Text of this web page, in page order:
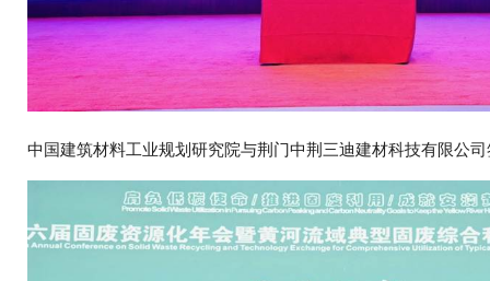
中国建筑材料工业规划研究院与荆门中荆三迪建材科技有限公司